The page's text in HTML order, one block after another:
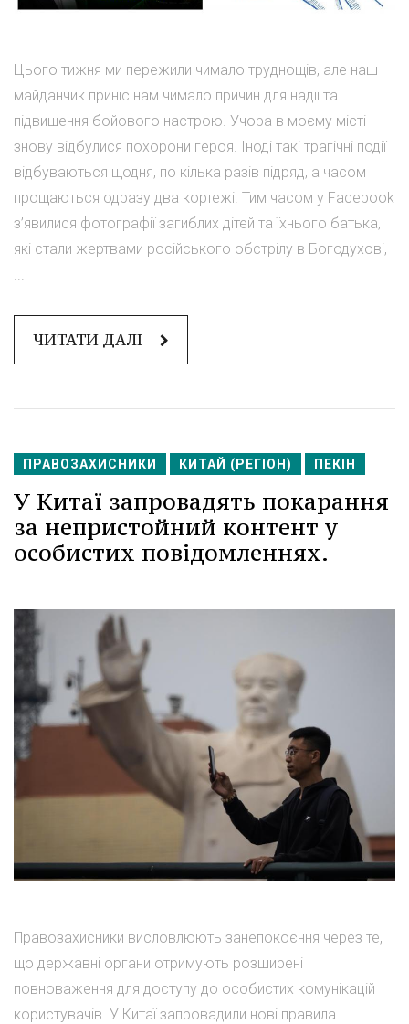
Цього тижня ми пережили чимало труднощів, але наш
майданчик приніс нам чимало причин для надії та
підвищення бойового настрою. Учора в моєму місті
знову відбулися похорони героя. Іноді такі трагічні події
відбуваються щодня, по кілька разів підряд, а часом
прощаються одразу два кортежі. Тим часом у Facebook
з’явилися фотографії загиблих дітей та їхнього батька,
які стали жертвами російського обстрілу в Богодухові,
ЧИТАТИ ДАЛІ
ПРАВОЗАХИСНИКИ КИТАЙ (РЕГІОН) ПЕКІН
У Китаї запровадять покарання
за непристойний контент у
особистих повідомленнях.
Правозахисники висловлюють занепокоєння через те,
що державні органи отримують розширені
повноваження для доступу до особистих комунікацій
користувачів. У Китаї запровадили нові правила